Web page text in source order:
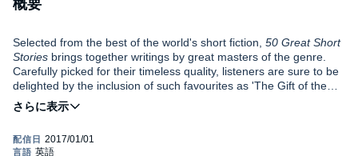
概要
Selected from the best of the world's short fiction, 50 Great Short
Stories brings together writings by great masters of the genre.
Carefully picked for their timeless quality, listeners are sure to be
delighted by the inclusion of such favourites as 'The Gift of the
Magi', 'The Lady with the Dog', 'The Curious Case of Benjamin
Button', 'Rain' and 'Mrs Packletide's Tiger', to name but a few.
collector's item, designed for those familiar to refresh their
acquaintance with some of the world's finest writing and for newer